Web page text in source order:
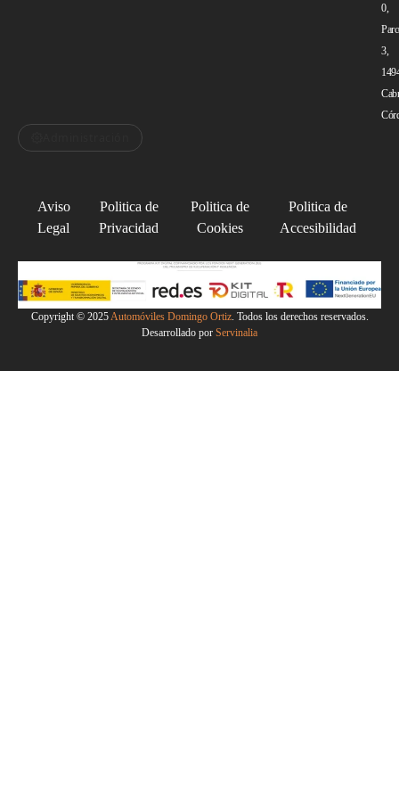
0,
3,
Aviso
Legal
Politica de
Privacidad
Politica de
Cookies
Politica de
Accesibilidad
Copyright © 2025Automóviles Domingo Ortiz. Todos los derechos reservados.
Desarrollado por Servinalia